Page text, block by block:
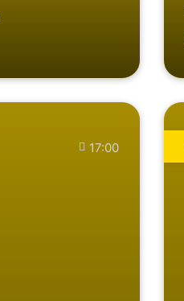
17:00